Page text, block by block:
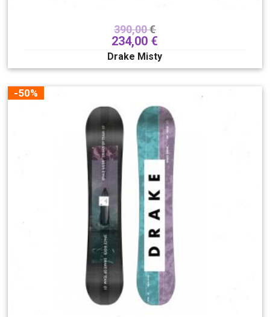
390,00€
234,00 €
Drake Misty
-50%